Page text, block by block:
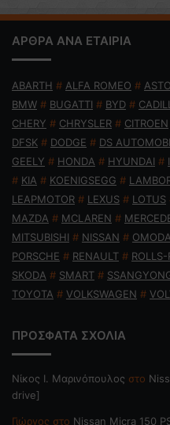
ΑΡΘΡΑ ΑΝΑ ΕΤΑΙΡΙΑ
ABARTH # ALFA ROMEO #
BMW # BUGATTI # BYD #
CHERY # CHRYSLER # CITROEN
DFSK # DODGE # DS
GEELY # HONDA # HYUNDAI #
# KIA # KOENIGSEGG #
LEAPMOTOR # LEXUS # LOTUS
MAZDA # MCLAREN #
MITSUBISHI # NISSAN #
PORSCHE # RENAULT # ROLLS-
SKODA # SMART #
TOYOTA # VOLKSWAGEN #
ΠΡΟΣΦΑΤΑ ΣΧΟΛΙΑ
Nίκος Ι. Mαρινόπουλος στο
drive]
Γιώργος στο Nissan Micra 150